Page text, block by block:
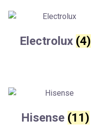
Electrolux (4)
Hisense (11)